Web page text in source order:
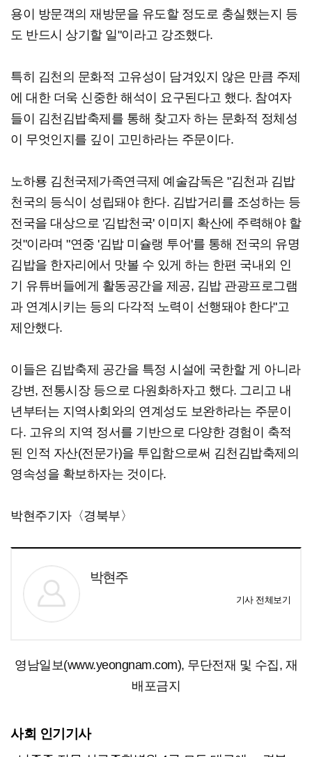
용이 방문객의 재방문을 유도할 정도로 충실했는지 등
도 반드시 상기할 일"이라고 강조했다.
특히 김천의 문화적 고유성이 담겨있지 않은 만큼 주제
에 대한 더욱 신중한 해석이 요구된다고 했다. 참여자
들이 김천김밥축제를 통해 찾고자 하는 문화적 정체성
이 무엇인지를 깊이 고민하라는 주문이다.
노하룡 김천국제가족연극제 예술감독은 "김천과 김밥
천국의 등식이 성립돼야 한다. 김밥거리를 조성하는 등
전국을 대상으로 '김밥천국' 이미지 확산에 주력해야 할
것"이라며 "연중 '김밥 미슐랭 투어'를 통해 전국의 유명
김밥을 한자리에서 맛볼 수 있게 하는 한편 국내외 인
기 유튜버들에게 활동공간을 제공, 김밥 관광프로그램
과 연계시키는 등의 다각적 노력이 선행돼야 한다"고
제안했다.
이들은 김밥축제 공간을 특정 시설에 국한할 게 아니라
강변, 전통시장 등으로 다원화하자고 했다. 그리고 내
년부터는 지역사회와의 연계성도 보완하라는 주문이
다. 고유의 지역 정서를 기반으로 다양한 경험이 축적
된 인적 자산(전문가)을 투입함으로써 김천김밥축제의
영속성을 확보하자는 것이다.
박현주기자〈경북부〉
박현주
기사 전체보기
영남일보(www.yeongnam.com), 무단전재 및 수집, 재
배포금지
사회 인기기사